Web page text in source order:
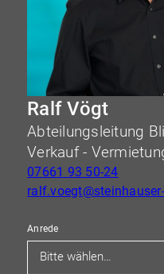
Ralf Vögt
Abteilungsleitung
Verkauf -
07661 93 50-24
Anrede